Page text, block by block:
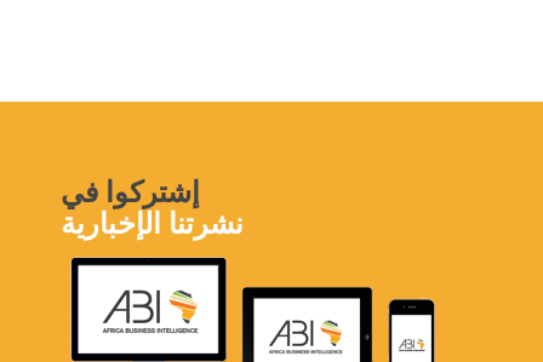
إشتركوا في
نشرتنا الإخبارية